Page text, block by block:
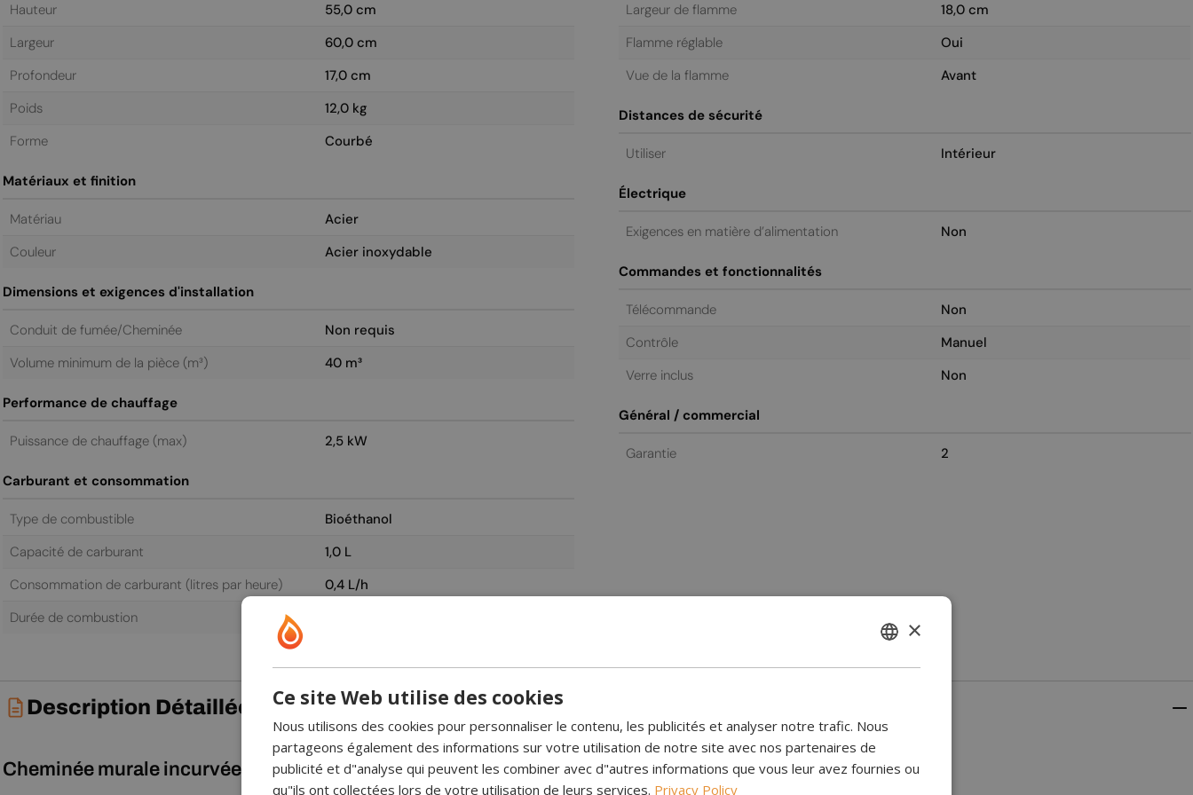
Hauteur
55,0 cm
Largeur
60,0 cm
Profondeur
17,0 cm
Poids
12,0 kg
Forme
Courbé
Matériaux et finition
Matériau
Acier
Couleur
Acier inoxydable
Dimensions et exigences d'installation
Conduit de fumée/Cheminée
Non requis
Volume minimum de la pièce (m³)
40 m³
Performance de chauffage
Puissance de chauffage (max) 2,5 kW
Carburant et consommation
Type de combustible
Bioéthanol
Capacité de carburant
1,0 L
Consommation de carburant (litres par heure)
0,4 L/h
Durée de combustion
Largeur de flamme
18,0 cm
Flamme réglable
Oui
Vue de la flamme
Avant
Distances de sécurité
Utiliser Intérieur
Électrique
Exigences en matière d’alimentation Non
Commandes et fonctionnalités
Télécommande
Non
Contrôle
Manuel
Verre inclus
Non
Général / commercial
Garantie 2
Description Détaillée
Cheminée murale incurvée en noir et acier inoxydable CZECH
×
Ce site Web utilise des cookies
Nous utilisons des cookies pour personnaliser le contenu, les publicités et analyser notre trafic. Nous
partageons également des informations sur votre utilisation de notre site avec nos partenaires de
publicité et d"analyse qui peuvent les combiner avec d"autres informations que vous leur avez fournies ou
qu"ils ont collectées lors de votre utilisation de leurs services. Privacy Policy